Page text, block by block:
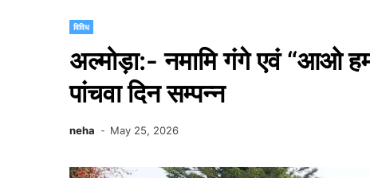
विविध
अल्मोड़ा:- नमामि गंगे एवं “आओ
पांचवा दिन सम्पन्न
neha May 25, 2026